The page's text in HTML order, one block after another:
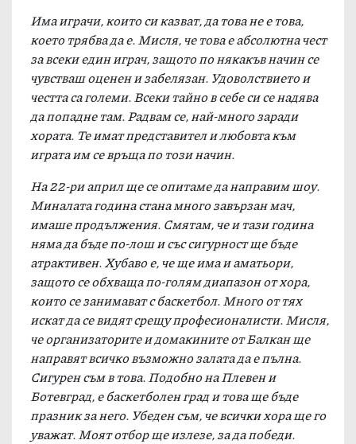
Има играчи, които си казват, да това не е това,
което трябва да е. Мисля, че това е абсолютна чест
за всеки един играч, защото по някакъв начин се
чувстваш оценен и забелязан. Удоволствието и
честта са големи. Всеки тайно в себе си се надява
да попадне там. Радвам се, най-много заради
хората. Те имат представител и любовта към
играта им се връща по този начин.
На 22-ри април ще се опитаме да направим шоу.
Миналата година стана много завързан мач,
имаше продължения. Смятам, че и тази година
няма да бъде по-лош и със сигурност ще бъде
атрактивен. Хубаво е, че ще има и аматьори,
защото се обхваща по-голям диапазон от хора,
които се занимават с баскетбол. Много от тях
искат да се видят срещу професионалисти. Мисля,
че организаторите и домакините от Балкан ще
направят всичко възможно залата да е пълна.
Сигурен съм в това. Подобно на Плевен и
Ботевград, е баскетболен град и това ще бъде
празник за него. Убеден съм, че всички хора ще го
уважат. Моят отбор ще излезе, за да победи.